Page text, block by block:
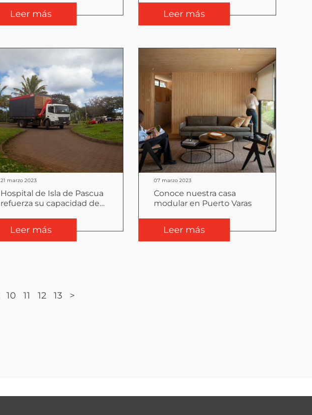
Leer más Leer más
21 marzo 2023
Hospital de Isla de Pascua
refuerza su capacidad de
Leer más
07 marzo 2023
Conoce nuestra casa
modular en Puerto Varas
Leer más
10 11 12 13 >